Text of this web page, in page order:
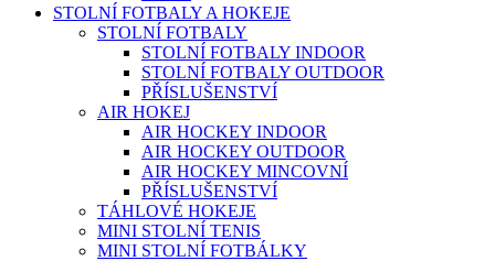
STOLNÍ FOTBALY A HOKEJE
STOLNÍ FOTBALY
STOLNÍ FOTBALY INDOOR
STOLNÍ FOTBALY OUTDOOR
PŘÍSLUŠENSTVÍ
AIR HOKEJ
AIR HOCKEY INDOOR
AIR HOCKEY OUTDOOR
AIR HOCKEY MINCOVNÍ
PŘÍSLUŠENSTVÍ
TÁHLOVÉ HOKEJE
MINI STOLNÍ TENIS
MINI STOLNÍ FOTBÁLKY